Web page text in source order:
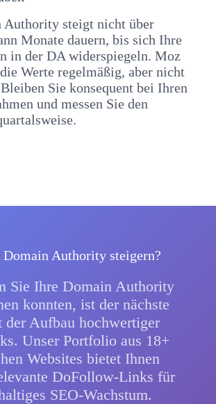
Authority steigt nicht über
Monate dauern, bis sich Ihre
in der DA widerspiegeln. Moz
Werte regelmäßig, aber nicht
Sie konsequent bei Ihren
und messen Sie den
Authority steigern?
Sie Ihre Domain Authority
konnten, ist der nächste
der Aufbau hochwertiger
Unser Portfolio aus 18+
Websites bietet Ihnen
DoFollow-Links für
SEO-Wachstum.